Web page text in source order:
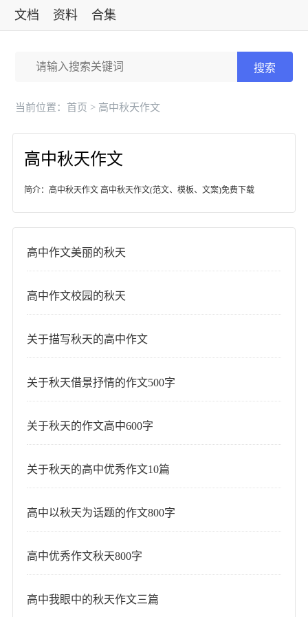
文档 资料 合集
搜索
当前位置： 首页 > 高中秋天作文
高中秋天作文
简介：高中秋天作文 高中秋天作文(范文、模板、文案)免费下载
高中作文美丽的秋天
高中作文校园的秋天
关于描写秋天的高中作文
关于秋天借景抒情的作文500字
关于秋天的作文高中600字
关于秋天的高中优秀作文10篇
高中以秋天为话题的作文800字
高中优秀作文秋天800字
高中我眼中的秋天作文三篇